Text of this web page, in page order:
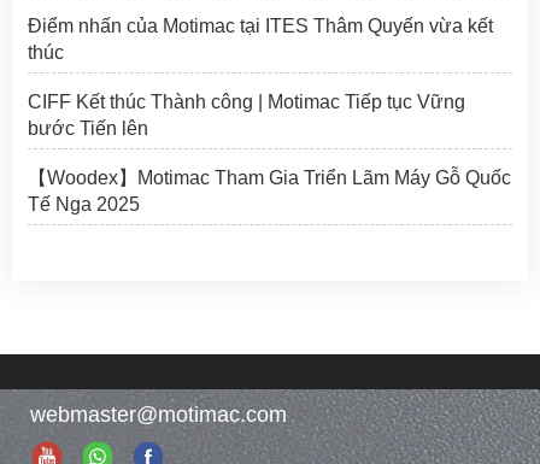
Điểm nhấn của Motimac tại ITES Thâm Quyến vừa kết
thúc
CIFF Kết thúc Thành công | Motimac Tiếp tục Vững
bước Tiến lên
【Woodex】Motimac Tham Gia Triển Lãm Máy Gỗ Quốc
Tế Nga 2025
webmaster@motimac.com